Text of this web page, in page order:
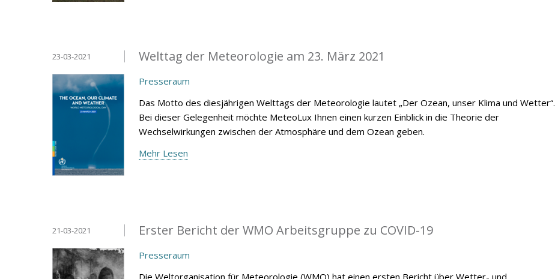
Welttag der Meteorologie am 23. März 2021
23-03-2021
Presseraum
Das Motto des diesjährigen Welttags der Meteorologie lautet „Der Ozean, unser Klima und Wetter“.
Bei dieser Gelegenheit möchte MeteoLux Ihnen einen kurzen Einblick in die Theorie der
Wechselwirkungen zwischen der Atmosphäre und dem Ozean geben.
Mehr Lesen
Erster Bericht der WMO Arbeitsgruppe zu COVID-19
21-03-2021
Presseraum
Die Weltorganisation für Meteorologie (WMO) hat einen ersten Bericht über Wetter- und